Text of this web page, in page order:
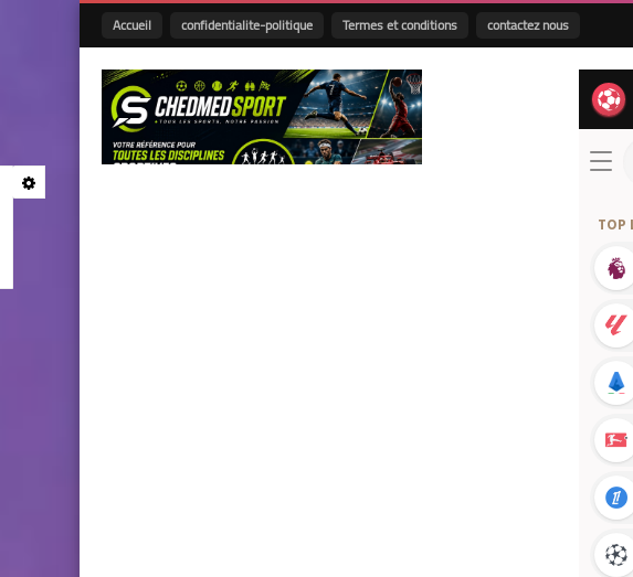
Accueil confidentialite-politique Termes et conditions contactez nous